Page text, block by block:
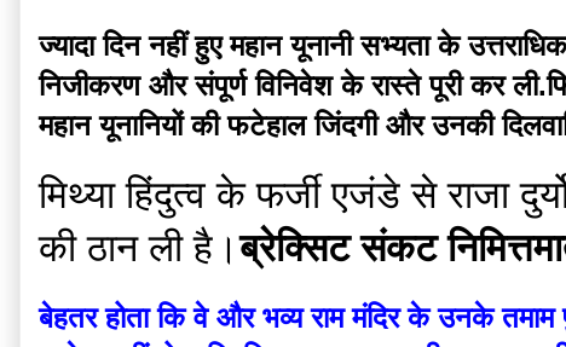
ज्यादा दिन नहीं हुए महान यूनानी सभ्यता के
निजीकरण और संपूर्ण विनिवेश के रास्ते पूरी कर
महान यूनानियों की फटेहाल जिंदगी और उनकी
मिथ्या हिंदुत्व के फर्जी एजंडे से राजा
की ठान ली है।ब्रेक्सिट संकट
बेहतर होता कि वे और भव्य राम मंदिर के उनके तमाम